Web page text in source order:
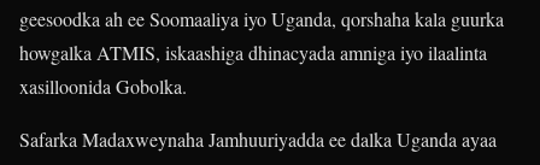
geesoodka ah ee Soomaaliya iyo Uganda, qorshaha kala guurka
howgalka ATMIS, iskaashiga dhinacyada amniga iyo ilaalinta
xasilloonida Gobolka.
Safarka Madaxweynaha Jamhuuriyadda ee dalka Uganda ayaa